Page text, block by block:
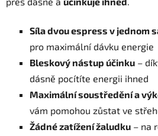
Síla dvou espress v jednom
pro maximální dávku energie
Bleskový nástup účinku –
dásně pocítíte energii ihned
Maximální soustředění a
vám pomohou zůstat ve
Žádné zatížení žaludku – na